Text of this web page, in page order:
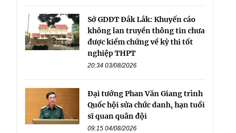
Sở GDĐT Đắk Lắk: Khuyến cáo
không lan truyền thông tin chưa
được kiểm chứng về kỳ thi tốt
nghiệp THPT
20:34 03/08/2026
Đại tướng Phan Văn Giang trình
Quốc hội sửa chức danh, hạn tuổi
sĩ quan quân đội
09:15 04/08/2026